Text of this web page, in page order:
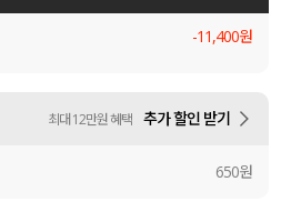
-11,400원
최대 12만원 혜택 추가 할인 받기
650원